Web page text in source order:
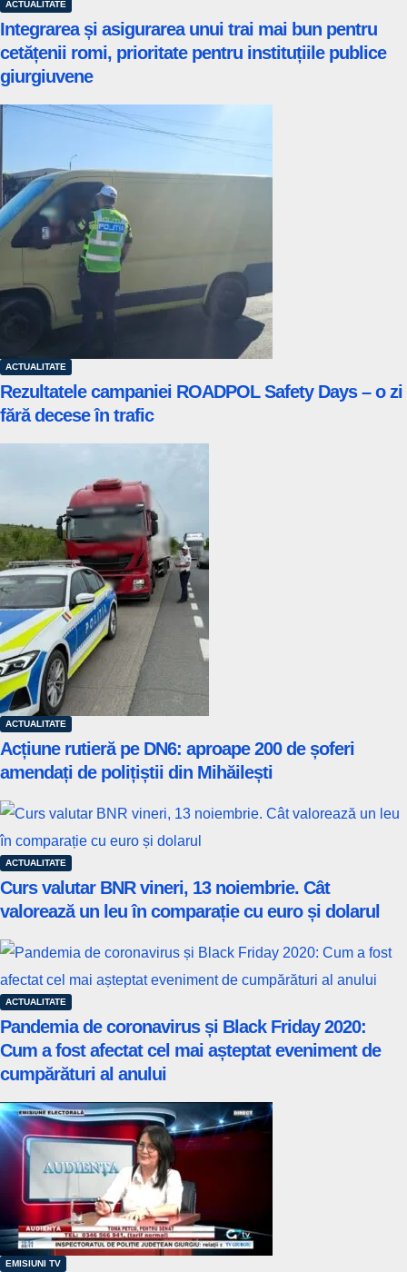
ACTUALITATE
Integrarea și asigurarea unui trai mai bun pentru
cetățenii romi, prioritate pentru instituțiile publice
giurgiuvene
ACTUALITATE
Rezultatele campaniei ROADPOL Safety Days – o zi
fără decese în trafic
ACTUALITATE
Acțiune rutieră pe DN6: aproape 200 de șoferi
amendați de polițiștii din Mihăilești
ACTUALITATE
Curs valutar BNR vineri, 13 noiembrie. Cât
valorează un leu în comparație cu euro și dolarul
ACTUALITATE
Pandemia de coronavirus și Black Friday 2020:
Cum a fost afectat cel mai așteptat eveniment de
cumpărături al anului
EMISIUNI TV